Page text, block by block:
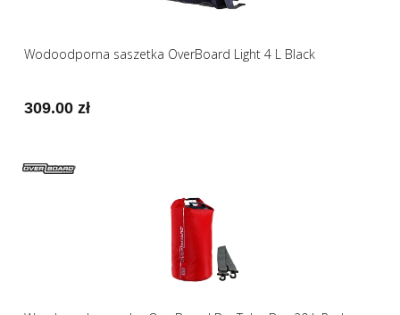
Wodoodporna saszetka OverBoard Light 4 L Black
309.00 zł